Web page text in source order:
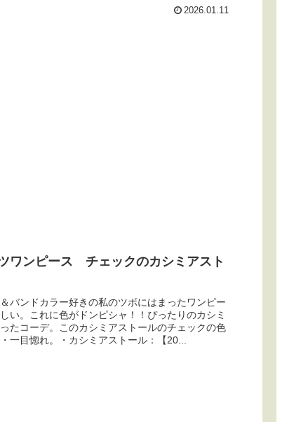
2026.01.11
ワンピース チェックのカシミアスト
バンドカラー好きの私のツボにはまったワンピー
い。これに色がドンピシャ！！ぴったりのカシミ
たコーデ。このカシミアストールのチェックの色
一目惚れ。・カシミアストール：【20...